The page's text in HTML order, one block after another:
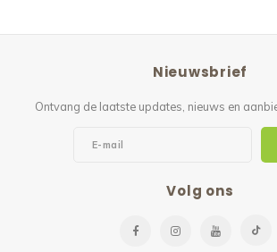
Nieuwsbrief
Ontvang de laatste updates, nieuws en
Volg ons